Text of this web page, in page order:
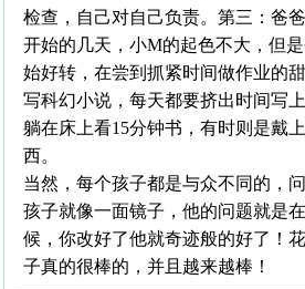
检查，自己对自己负责。第三：爸
开始的几天，小M的起色不大，但
始好转，在尝到抓紧时间做作业的
写科幻小说，每天都要挤出时间写
躺在床上看15分钟书，有时则是戴
西。
当然，每个孩子都是与众不同的，
孩子就像一面镜子，他的问题就是
候，你改好了他就奇迹般的好了！
子真的很棒的，并且越来越棒！